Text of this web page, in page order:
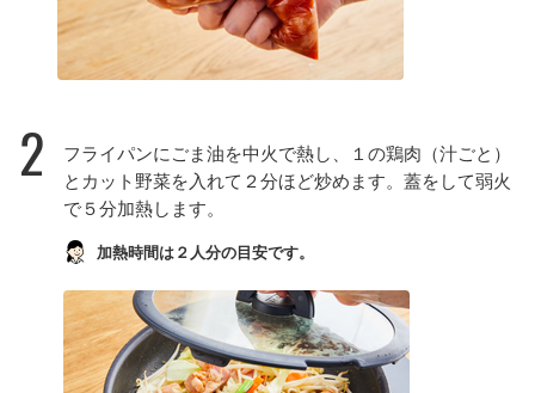
2
フライパンにごま油を中火で熱し、１の鶏肉（汁ごと）
とカット野菜を入れて２分ほど炒めます。蓋をして弱火
で５分加熱します。
加熱時間は２人分の目安です。